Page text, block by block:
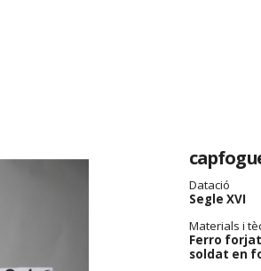
Datació
Segle XVI
Materials i
Ferro
soldat en